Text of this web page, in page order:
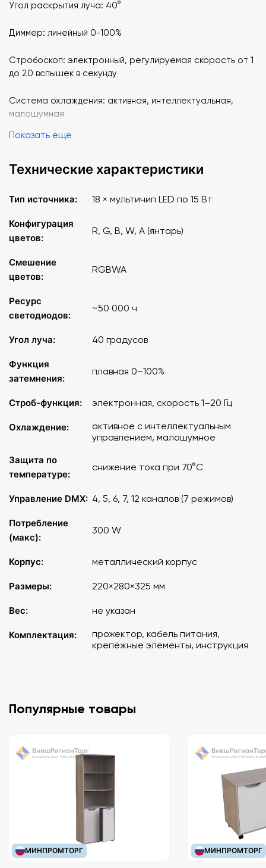
Угол раскрытия луча: 40°
Диммер: линейный 0-100%
Стробоскоп: электронный, регулируемая скорость от 1
до 20 вспышек в секунду
Система охлаждения: активная, интеллектуальная,
малошумная
Температурная защита: автоматическое снижение
температуры 70°С
Количество каналов DMX: 4/5/6/7/12 каналов (7
Максимальная потребляемая мощность: 300 Вт
Материал корпуса: металл
"
Показать еще
Технические характеристики
Тип источника: 18 × мультичип LED по 15 Вт
Конфигурация
цветов:
R, G, B, W, A (янтарь)
Смешение
цветов:
RGBWA
Ресурс
светодиодов:
~50 000 ч
Угол луча: 40 градусов
Функция
затемнения:
плавная 0–100%
Строб-функция: электронная, скорость 1–20 Гц
Охлаждение:
активное с интеллектуальным
управлением, малошумное
Защита по
температуре:
снижение тока при 70°C
Управление DMX: 4, 5, 6, 7, 12 каналов (7 режимов)
Потребление
(макс):
300 W
Корпус: металлический корпус
Размеры: 220×280×325 мм
Вес: не указан
Комплектация:
прожектор, кабель питания,
крепёжные элементы, инструкция
Популярные товары
МИНПРОМТОРГ МИНПРОМТОРГ